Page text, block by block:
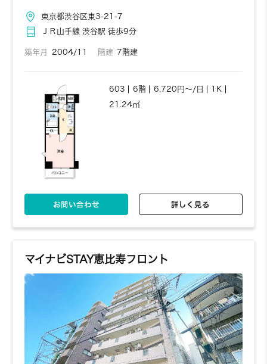
東京都渋谷区東3-21-7
ＪＲ山手線 渋谷駅 徒歩9分
築年月 2004/11 階建 7階建
603 6階 6,720円～/日
1K
21.24㎡
お問い合わせ 詳しく見る
マイナビSTAY恵比寿フロント